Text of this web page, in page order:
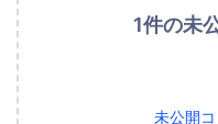
1件の未
未公開